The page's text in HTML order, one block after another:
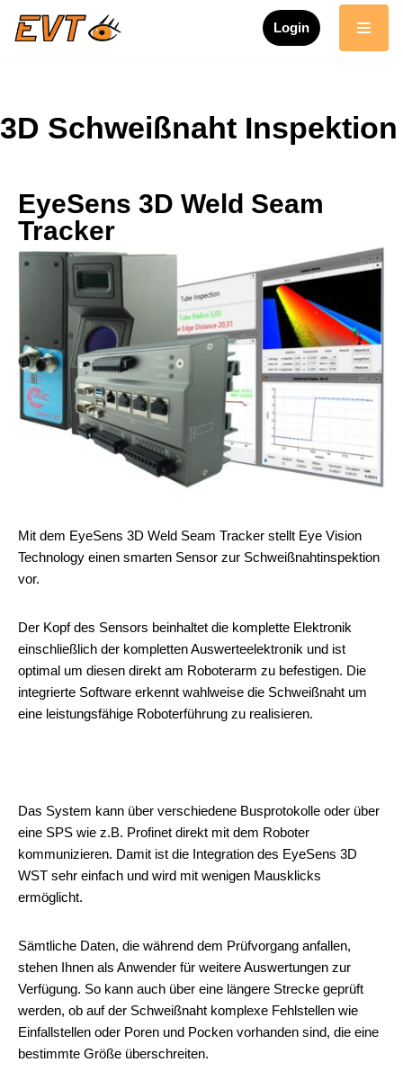
Login
3D Schweißnaht Inspektion
EyeSens 3D Weld Seam
Tracker
Mit dem EyeSens 3D Weld Seam Tracker stellt Eye Vision
Technology einen smarten Sensor zur Schweißnahtinspektion
vor.
Der Kopf des Sensors beinhaltet die komplette Elektronik
einschließlich der kompletten Auswerteelektronik und ist
optimal um diesen direkt am Roboterarm zu befestigen. Die
integrierte Software erkennt wahlweise die Schweißnaht um
eine leistungsfähige Roboterführung zu realisieren.
Das System kann über verschiedene Busprotokolle oder über
eine SPS wie z.B. Profinet direkt mit dem Roboter
kommunizieren. Damit ist die Integration des EyeSens 3D
WST sehr einfach und wird mit wenigen Mausklicks
ermöglicht.
Sämtliche Daten, die während dem Prüfvorgang anfallen,
stehen Ihnen als Anwender für weitere Auswertungen zur
Verfügung. So kann auch über eine längere Strecke geprüft
werden, ob auf der Schweißnaht komplexe Fehlstellen wie
Einfallstellen oder Poren und Pocken vorhanden sind, die eine
bestimmte Größe überschreiten.